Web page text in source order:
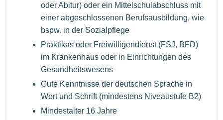
oder Abitur) oder ein Mittelschulabschluss mit
einer abgeschlossenen Berufsausbildung, wie
bspw. in der Sozialpflege
Praktikas oder Freiwilligendienst (FSJ, BFD)
im Krankenhaus oder in Einrichtungen des
Gesundheitswesens
Gute Kenntnisse der deutschen Sprache in
Wort und Schrift (mindestens Niveaustufe B2)
Mindestalter 16 Jahre